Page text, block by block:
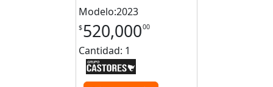
Modelo:2023
$520,00000
Cantidad: 1